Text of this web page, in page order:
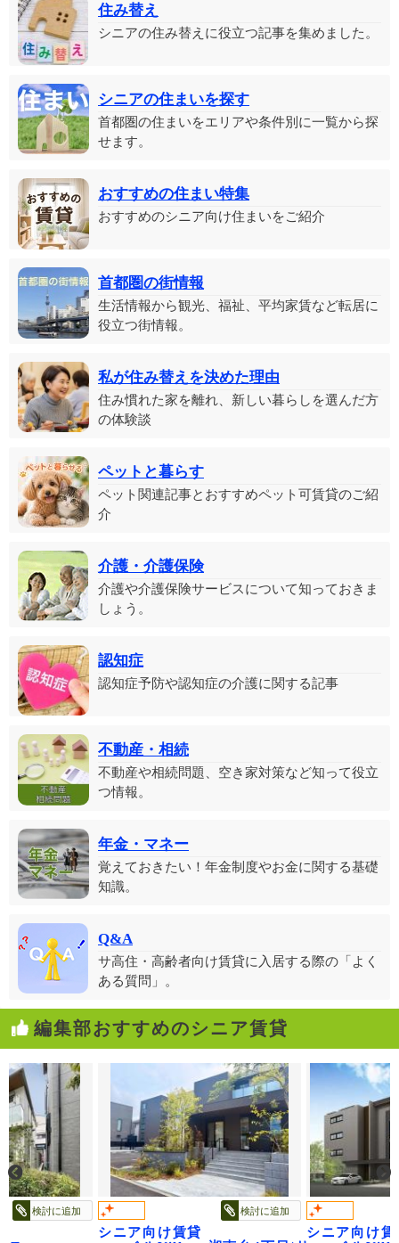
住み替え
シニアの住み替えに役立つ記事を集めました。
シニアの住まいを探す
首都圏の住まいをエリアや条件別に一覧から探
せます。
おすすめの住まい特集
おすすめのシニア向け住まいをご紹介
首都圏の街情報
生活情報から観光、福祉、平均家賃など転居に
役立つ街情報。
私が住み替えを決めた理由
住み慣れた家を離れ、新しい暮らしを選んだ方
の体験談
ペットと暮らす
ペット関連記事とおすすめペット可賃貸のご紹
介
介護・介護保険
介護や介護保険サービスについて知っておきま
しょう。
認知症
認知症予防や認知症の介護に関する記事
不動産・相続
不動産や相続問題、空き家対策など知って役立
つ情報。
年金・マネー
覚えておきたい！年金制度やお金に関する基礎
知識。
Q&A
サ高住・高齢者向け賃貸に入居する際の「よく
ある質問」。
編集部おすすめのシニア賃貸
検討に追加 検討に追加
シニア向け賃貸
シニア向け賃